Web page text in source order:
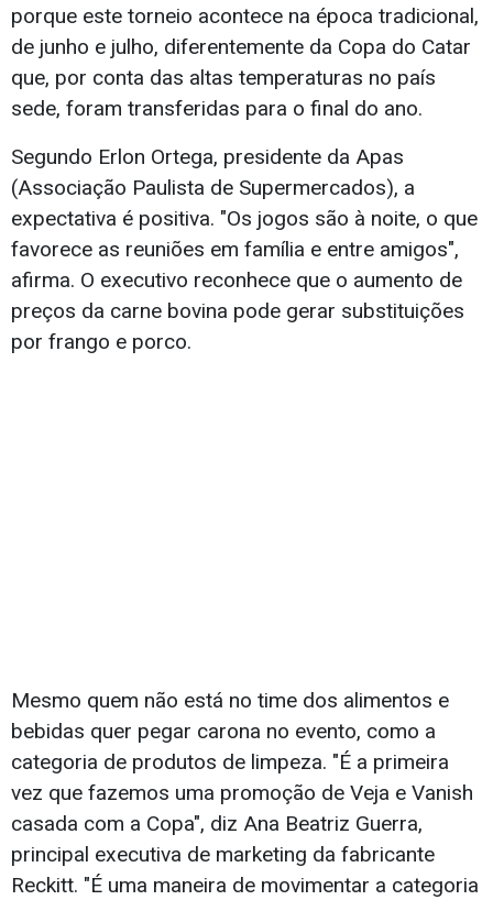
porque este torneio acontece na época tradicional,
de junho e julho, diferentemente da Copa do Catar
que, por conta das altas temperaturas no país
sede, foram transferidas para o final do ano.
Segundo Erlon Ortega, presidente da Apas
(Associação Paulista de Supermercados), a
expectativa é positiva. "Os jogos são à noite, o que
favorece as reuniões em família e entre amigos",
afirma. O executivo reconhece que o aumento de
preços da carne bovina pode gerar substituições
por frango e porco.
Mesmo quem não está no time dos alimentos e
bebidas quer pegar carona no evento, como a
categoria de produtos de limpeza. "É a primeira
vez que fazemos uma promoção de Veja e Vanish
casada com a Copa", diz Ana Beatriz Guerra,
principal executiva de marketing da fabricante
Reckitt. "É uma maneira de movimentar a categoria